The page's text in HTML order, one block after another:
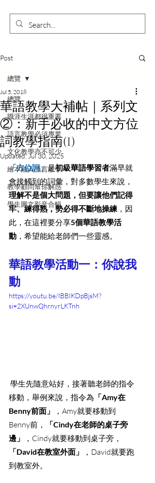
Post
總覽
職涯生涯都很重要
語言教學必須專業
文化教學亦不可少
繪本融入語言教學
教學顧問幫你解惑
學生圖文影音合輯
總覽
華語教學大補帖｜系列文
②：新手必收的中文方位
詞教學指南(I)
Jul 5, 2018
Updated:Jul 30, 2025
「方位詞」是初級華語學習者滿早就
會接觸到的詞彙，對多數學生來說，
理解不是個大問題，但要讓他們記得
牢、練得熟，勢必得不斷地操練，因
此，在這裡要分享5個華語教學活
動 ，希望能給老師們一些靈感。
華語教學活動一：你說我
動
https://youtu.be/IBBIKDpBjsM?
si=2XUnwQhrnyrLKTnh
學生先隨意站好，接著聽老師的指令
移動，舉例來說，指令為 「Amy在
Benny前面」
，Amy就要移動到
Benny前，
「Cindy在老師的桌子旁
邊」
，Cindy就要移動到桌子旁，
「David在教室外面」
，David就要跑
到教室外。